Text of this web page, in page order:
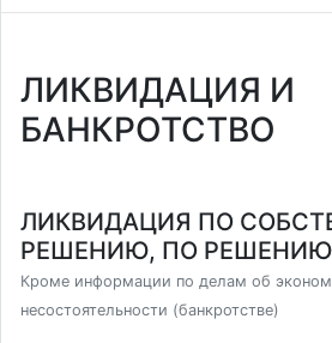
ЛИКВИДАЦИЯ И
БАНКРОТСТВО
ЛИКВИДАЦИЯ ПО
РЕШЕНИЮ, ПО
Кроме информации по делам об
несостоятельности (банкротстве)